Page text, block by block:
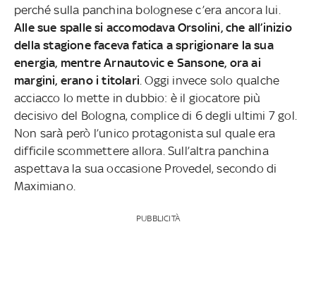
perché sulla panchina bolognese c’era ancora lui.
Alle sue spalle si accomodava Orsolini, che all’inizio
della stagione faceva fatica a sprigionare la sua
energia, mentre Arnautovic e Sansone, ora ai
margini, erano i titolari . Oggi invece solo qualche
acciacco lo mette in dubbio: è il giocatore più
decisivo del Bologna, complice di 6 degli ultimi 7 gol.
Non sarà però l’unico protagonista sul quale era
difficile scommettere allora. Sull’altra panchina
aspettava la sua occasione Provedel, secondo di
Maximiano.
PUBBLICITÀ